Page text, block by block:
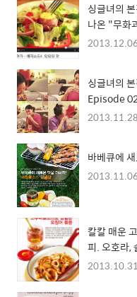
싱글녀의
나온 "무화
기
2013.12.06
싱글녀의
Episode
2013.11.28
바베큐에
2013.11.06
칼칼 매운
피. 오호라,
2013.10.31